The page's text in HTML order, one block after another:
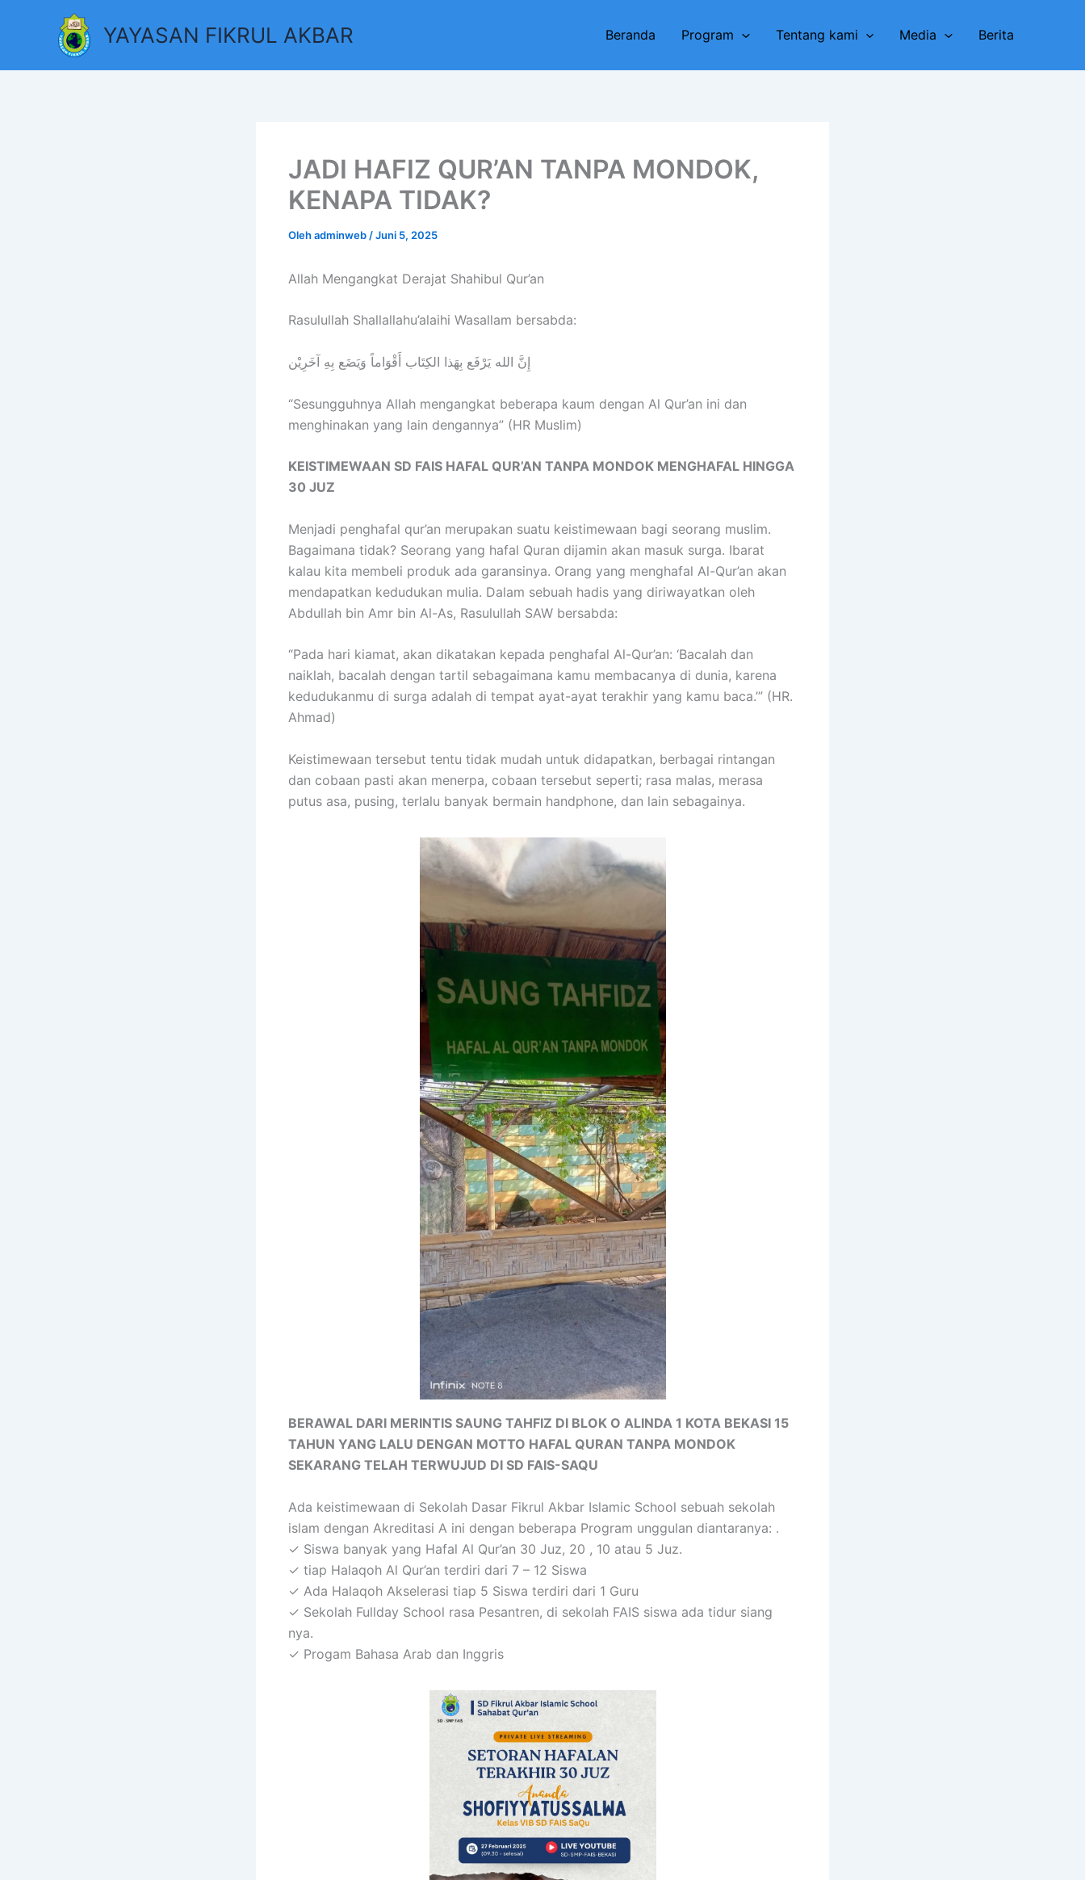
YAYASAN FIKRUL AKBAR Beranda Program Tentang kami Media Berita
JADI HAFIZ QUR’AN TANPA MONDOK,
KENAPA TIDAK?
Olehadminweb /Juni 5, 2025
Allah Mengangkat Derajat Shahibul Qur’an
Rasulullah Shallallahu’alaihi Wasallam bersabda:
إِنَّ الله يَرْفَع بِهَذا الكِتَاب أَقْوَاماً وَيَضَع بِهِ آخَرِيْن
“Sesungguhnya Allah mengangkat beberapa kaum dengan Al Qur’an ini dan
menghinakan yang lain dengannya” (HR Muslim)
KEISTIMEWAAN SD FAIS HAFAL QUR’AN TANPA MONDOK MENGHAFAL HINGGA
30 JUZ
Menjadi penghafal qur’an merupakan suatu keistimewaan bagi seorang muslim.
Bagaimana tidak? Seorang yang hafal Quran dijamin akan masuk surga. Ibarat
kalau kita membeli produk ada garansinya. Orang yang menghafal Al-Qur’an akan
mendapatkan kedudukan mulia. Dalam sebuah hadis yang diriwayatkan oleh
Abdullah bin Amr bin Al-As, Rasulullah SAW bersabda:
“Pada hari kiamat, akan dikatakan kepada penghafal Al-Qur’an: ‘Bacalah dan
naiklah, bacalah dengan tartil sebagaimana kamu membacanya di dunia, karena
kedudukanmu di surga adalah di tempat ayat-ayat terakhir yang kamu baca.’” (HR.
Ahmad)
Keistimewaan tersebut tentu tidak mudah untuk didapatkan, berbagai rintangan
dan cobaan pasti akan menerpa, cobaan tersebut seperti; rasa malas, merasa
putus asa, pusing, terlalu banyak bermain handphone, dan lain sebagainya.
BERAWAL DARI MERINTIS SAUNG TAHFIZ DI BLOK O ALINDA 1 KOTA BEKASI 15
TAHUN YANG LALU DENGAN MOTTO HAFAL QURAN TANPA MONDOK
SEKARANG TELAH TERWUJUD DI SD FAIS-SAQU
Ada keistimewaan di Sekolah Dasar Fikrul Akbar Islamic School sebuah sekolah
islam dengan Akreditasi A ini dengan beberapa Program unggulan diantaranya: .
✓ Siswa banyak yang Hafal Al Qur’an 30 Juz, 20 , 10 atau 5 Juz.
✓ tiap Halaqoh Al Qur’an terdiri dari 7 – 12 Siswa
✓ Ada Halaqoh Akselerasi tiap 5 Siswa terdiri dari 1 Guru
✓ Sekolah Fullday School rasa Pesantren, di sekolah FAIS siswa ada tidur siang
nya.
✓ Progam Bahasa Arab dan Inggris